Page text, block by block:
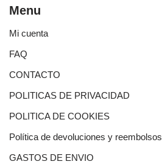
Menu
Mi cuenta
FAQ
CONTACTO
POLITICAS DE PRIVACIDAD
POLITICA DE COOKIES
Política de devoluciones y reembolsos
GASTOS DE ENVIO